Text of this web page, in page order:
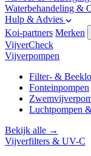
Waterbehandeling &
Hulp & Advies
Koi-partners Merken
VijverCheck
Vijverpompen
Filter- &
Fonteinpompen
Luchtpompen
Bekijk alle →
Vijverfilters & UV-C